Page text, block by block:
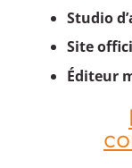
Studio
Site
Éditeur